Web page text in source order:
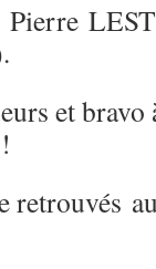
Pierre
et
retrouvés